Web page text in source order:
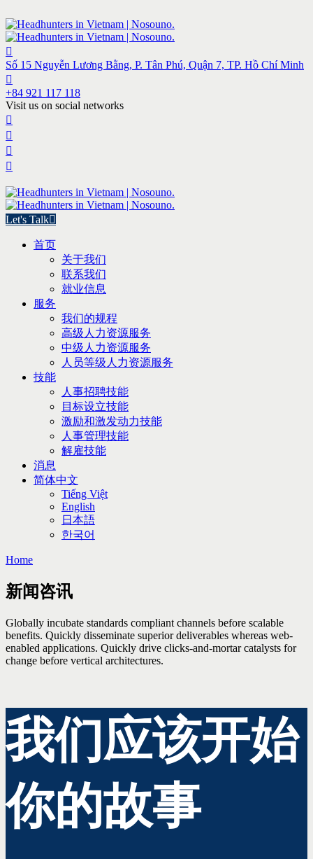
Số 15 Nguyễn Lương Bằng, P. Tân Phú, Quận 7, TP. Hồ Chí Minh
+84 921 117 118
Visit us on social networks
Let's Talk
首页
关于我们
联系我们
就业信息
服务
我们的规程
高级人力资源服务
中级人力资源服务
人员等级人力资源服务
技能
人事招聘技能
目标设立技能
激励和激发动力技能
人事管理技能
解雇技能
消息
简体中文
Tiếng Việt
English
日本語
한국어
Home
新闻咨讯
Globally incubate standards compliant channels before scalable
benefits. Quickly disseminate superior deliverables whereas web-
enabled applications. Quickly drive clicks-and-mortar catalysts for
change before vertical architectures.
我们应该开始
你的故事